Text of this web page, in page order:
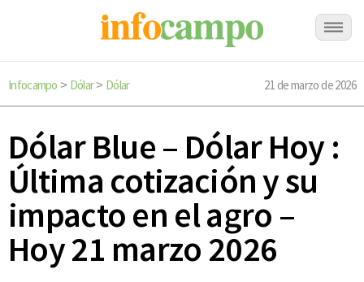
Infocampo > Dólar> Dólar 21 de marzo de 2026
Dólar Blue – Dólar Hoy :
Última cotización y su
impacto en el agro –
Hoy 21 marzo 2026